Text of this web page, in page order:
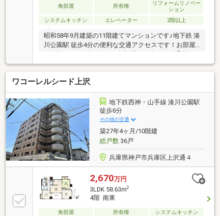
角部屋 所有権
リフォームリノベー
ション
システムキッチン
エレベーター 2階以上
昭和58年9月建築の11階建てマンションです♪地下鉄 湊
川公園駅 徒歩4分の便利な交通アクセスです！お部屋
は5階フロアの南西向き・角部屋・日当たり・通風・
眺望良好・2SLDKです♪LDK約14.7帖で開放感がござい
ます！対面式キッチンで会話を楽しみながらお料理が
できます♪全居室収納・サービスルームもあり収納ス
ペースが充実しております！ワイドバルコニーで広く
使えて洗濯物も干しやすそうですね♪令和8年3月に室
内リフォーム歴がございます！システムキッチン・ユ
ニットバス・洗面化粧台・トイレ・建具新規交換、配
管更新、クロス全室貼替、床材貼替、ハウスクリーニ
ングなど♪ぜひお問い合わせくださいませ！
ワコーレルシード上沢
地下鉄西神・山手線 湊川公園駅
徒歩6分
その他の交通
築27年4ヶ月/10階建
総戸数36戸
兵庫県神戸市兵庫区上沢通４
2,670万円
3LDK 58.63m2
4階 南東
角部屋 所有権
システムキッチン